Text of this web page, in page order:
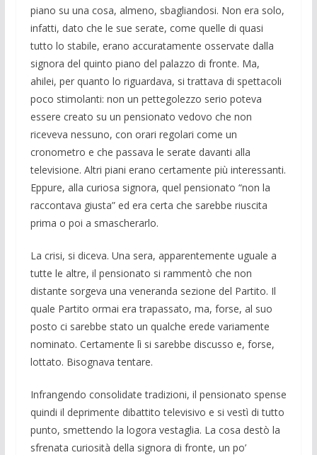
piano su una cosa, almeno, sbagliandosi. Non era solo,
infatti, dato che le sue serate, come quelle di quasi
tutto lo stabile, erano accuratamente os­servate dalla
signora del quinto piano del palazzo di fronte. Ma,
ahilei, per quanto lo riguardava, si trattava di spettacoli
poco stimolanti: non un pettegolezzo se­rio poteva
essere creato su un pensionato vedovo che non
riceveva nessuno, con orari regolari come un
cronometro e che passava le serate davanti alla
televisione. Altri piani erano certamente più interes­santi.
Eppure, alla curiosa signora, quel pensionato “non la
raccontava giusta” ed era certa che sarebbe riuscita
prima o poi a smascherarlo.
La crisi, si diceva. Una sera, apparen­temente uguale a
tutte le altre, il pensio­nato si rammentò che non
distante sorge­va una veneranda sezione del Parti­to. Il
quale Partito ormai era trapassato, ma, forse, al suo
posto ci sarebbe stato un qualche erede variamente
nominato. Cer­tamente lì si sarebbe discusso e, for­se,
lottato. Bisognava tentare.
Infrangendo consolidate tradizioni, il pensionato spense
quindi il deprimente dibattito televisivo e si vestì di tutto
pun­to, smettendo la logora vestaglia. La cosa destò la
sfrenata curiosità della signora di fronte, un po’